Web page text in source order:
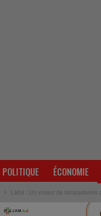
POLITIQUE ÉCONOMIE
Labé : Un voleur de lampadaires